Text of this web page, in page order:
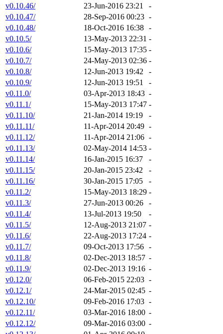
v0.10.46/
23-Jun-2016 23:21
-
v0.10.47/
28-Sep-2016 00:23 -
v0.10.48/
18-Oct-2016 16:38 -
v0.10.5/
13-May-2013 22:31 -
v0.10.6/
15-May-2013 17:35 -
v0.10.7/
24-May-2013 02:36 -
v0.10.8/
12-Jun-2013 19:42
-
v0.10.9/
12-Jun-2013 19:51
-
v0.11.0/
03-Apr-2013 18:43 -
v0.11.1/
15-May-2013 17:47 -
v0.11.10/
21-Jan-2014 19:19
-
v0.11.11/
11-Apr-2014 20:49 -
v0.11.12/
11-Apr-2014 21:06 -
v0.11.13/
02-May-2014 14:53 -
v0.11.14/
16-Jan-2015 16:37
-
v0.11.15/
20-Jan-2015 23:42
-
v0.11.16/
30-Jan-2015 17:05
-
v0.11.2/
15-May-2013 18:29 -
v0.11.3/
27-Jun-2013 00:26
-
v0.11.4/
13-Jul-2013 19:50
-
v0.11.5/
12-Aug-2013 21:07 -
v0.11.6/
22-Aug-2013 17:24 -
v0.11.7/
09-Oct-2013 17:56 -
v0.11.8/
02-Dec-2013 18:57 -
v0.11.9/
02-Dec-2013 19:16 -
v0.12.0/
06-Feb-2015 22:03 -
v0.12.1/
24-Mar-2015 02:45 -
v0.12.10/
09-Feb-2016 17:03 -
v0.12.11/
03-Mar-2016 18:00 -
v0.12.12/
09-Mar-2016 03:00 -